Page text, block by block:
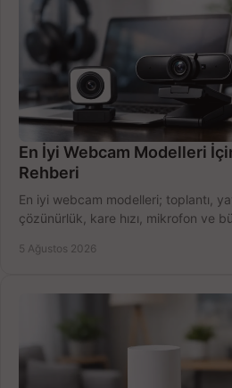
En İyi Webcam Modelleri
Rehberi
En iyi webcam modelleri; toplantı,
çözünürlük, kare hızı, mikrofon ve
5 Ağustos 2026